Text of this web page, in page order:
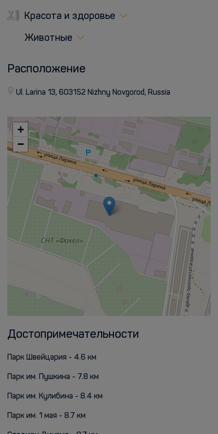
Красота и здоровье
Животные
Расположение
Ul. Larina 13, 603152 Nizhny Novgorod, Russia
+
−
Достопримечательности
Парк Швейцария - 4.6 км
Парк им. Пушкина - 7.8 км
Парк им. Кулибина - 8.4 км
Парк им. 1 мая - 8.7 км